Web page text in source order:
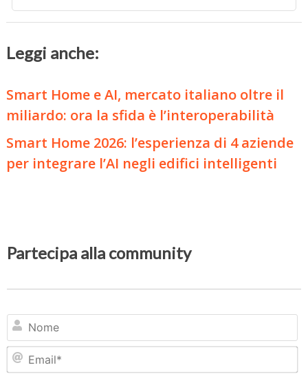
Leggi anche:
Smart Home e AI, mercato italiano oltre il
miliardo: ora la sfida è l’interoperabilità
Smart Home 2026: l’esperienza di 4 aziende
per integrare l’AI negli edifici intelligenti
Partecipa alla community